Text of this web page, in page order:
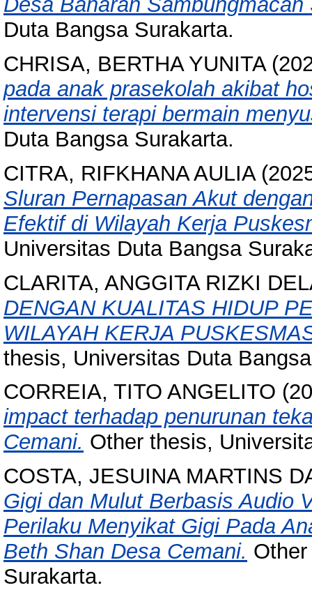
Duta Bangsa Surakarta.
CHRISA, BERTHA YUNITA
pada anak prasekolah akibat
intervensi terapi bermain
Duta Bangsa Surakarta.
CITRA, RIFKHANA AULIA
Sluran Pernapasan Akut
Efektif di Wilayah Kerja
Universitas Duta Bangsa
CLARITA, ANGGITA RIZKI
DENGAN KUALITAS HIDUP
WILAYAH KERJA
thesis, Universitas Duta
CORREIA, TITO ANGELITO
impact terhadap penurunan
Cemani. Other thesis,
COSTA, JESUINA MARTINS
Gigi dan Mulut Berbasis Audio
Perilaku Menyikat Gigi Pada
Beth Shan Desa Cemani.
Surakarta.